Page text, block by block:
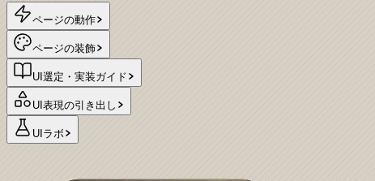
ページの動作
ページの装飾
UI選定・実装ガイド
UI表現の引き出し
UIラボ